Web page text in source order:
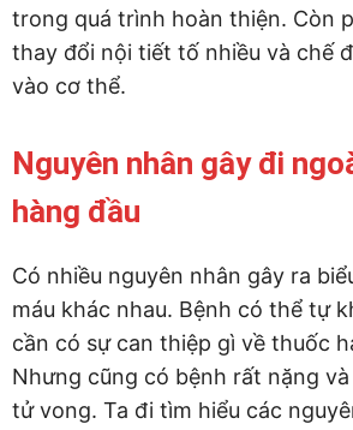
trong quá trình hoàn thiện. Còn
thay đổi nội tiết tố nhiều và chế
vào cơ thể.
Nguyên nhân gây đi
hàng đầu
Có nhiều nguyên nhân gây ra
máu khác nhau. Bệnh có thể tự
cần có sự can thiệp gì về thuốc
Nhưng cũng có bệnh rất nặng
tử vong. Ta đi tìm hiểu các